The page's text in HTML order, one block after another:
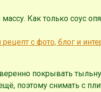
Как только соус
покрывать
поэтому снимать с